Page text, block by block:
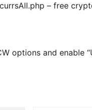
– free
options and enable